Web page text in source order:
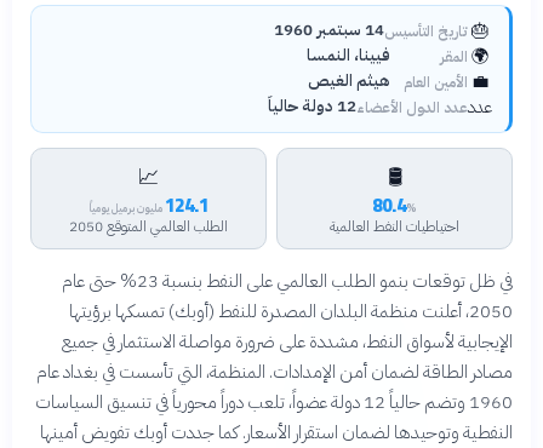
🎂تاريخ التأسيس14 سبتمبر 1960
🌍 المقر فيينا، النمسا
💼 الأمين العام هيثم الغيص
عددعدد الدول الأعضاء12 دولة حالياً
🛢️
80.4%
احتياطيات النفط العالمية
📈
124.1 مليون برميل يومياً
الطلب العالمي المتوقع 2050
في ظل توقعات بنمو الطلب العالمي على النفط بنسبة 23% حتى عام
2050، أعلنت منظمة البلدان المصدرة للنفط (أوبك) تمسكها برؤيتها
الإيجابية لأسواق النفط، مشددة على ضرورة مواصلة الاستثمار في جميع
مصادر الطاقة لضمان أمن الإمدادات. المنظمة، التي تأسست في بغداد عام
1960 وتضم حالياً 12 دولة عضواً، تلعب دوراً محورياً في تنسيق السياسات
النفطية وتوحيدها لضمان استقرار الأسعار. كما جددت أوبك تفويض أمينها